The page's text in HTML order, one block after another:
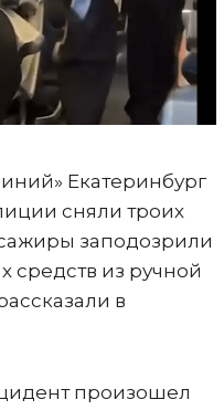
Екатеринбург
сняли троих
заподозрили
средств из ручной
в
произошел